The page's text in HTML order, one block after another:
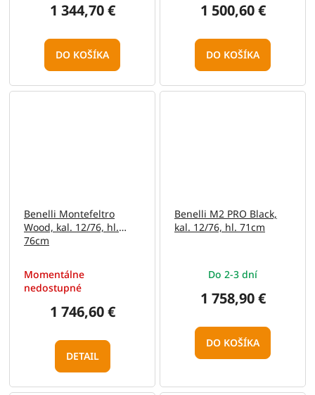
1 344,70 €
DO KOŠÍKA
1 500,60 €
DO KOŠÍKA
Benelli Montefeltro
Wood, kal. 12/76, hl.
76cm
Momentálne
nedostupné
1 746,60 €
DETAIL
Benelli M2 PRO Black,
kal. 12/76, hl. 71cm
Do 2-3 dní
1 758,90 €
DO KOŠÍKA